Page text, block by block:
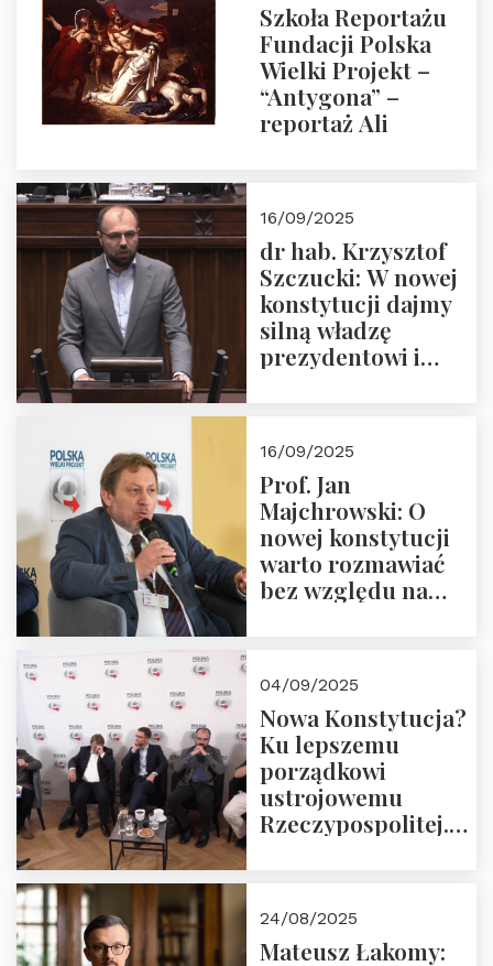
Szkoła Reportażu
Fundacji Polska
Wielki Projekt –
“Antygona” –
reportaż Ali
16/09/2025
dr hab. Krzysztof
Szczucki: W nowej
konstytucji dajmy
silną władzę
prezydentowi i
16/09/2025
Prof. Jan
Majchrowski: O
nowej konstytucji
warto rozmawiać
bez względu na
04/09/2025
Nowa Konstytucja?
Ku lepszemu
porządkowi
ustrojowemu
Rzeczypospolitej.
24/08/2025
Mateusz Łakomy: